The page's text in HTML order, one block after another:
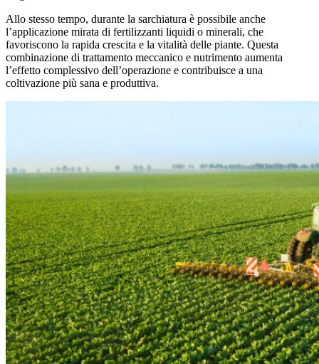
Allo stesso tempo, durante la sarchiatura è possibile anche
l’applicazione mirata di fertilizzanti liquidi o minerali, che
favoriscono la rapida crescita e la vitalità delle piante. Questa
combinazione di trattamento meccanico e nutrimento aumenta
l’effetto complessivo dell’operazione e contribuisce a una
coltivazione più sana e produttiva.